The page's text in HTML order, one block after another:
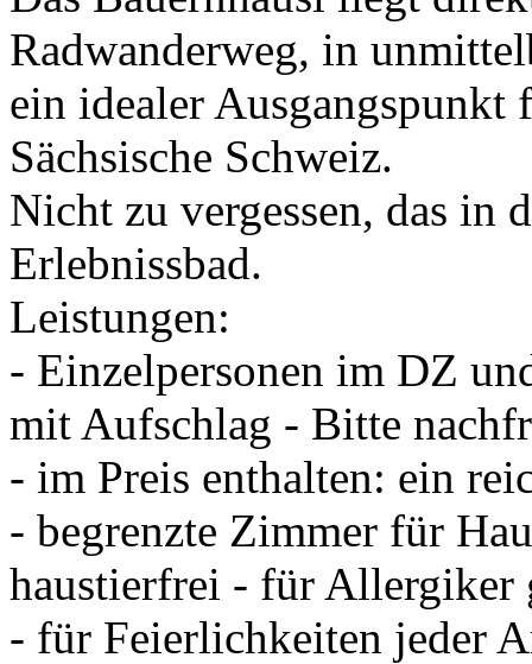
Radwanderweg, in
ein idealer Ausgangspunkt
Sächsische Schweiz.
Nicht zu vergessen, das in
Erlebnissbad.
Leistungen:
- Einzelpersonen im DZ
mit Aufschlag - Bitte
- im Preis enthalten: ein
- begrenzte Zimmer für
haustierfrei - für Allergiker
- für Feierlichkeiten jeder